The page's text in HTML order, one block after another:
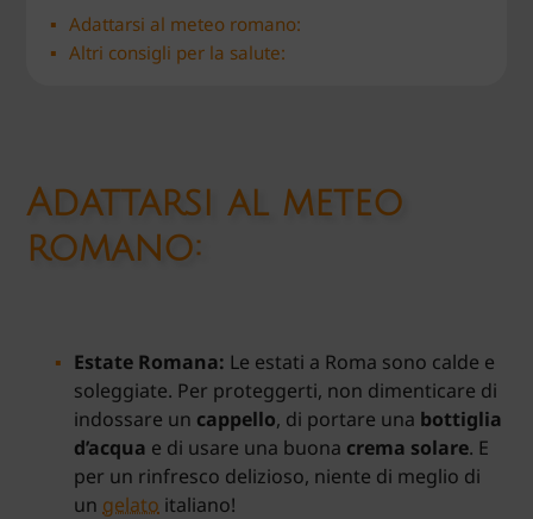
Adattarsi al meteo romano:
Altri consigli per la salute:
Adattarsi al meteo
romano:
Estate Romana: Le estati a Roma sono calde e
soleggiate. Per proteggerti, non dimenticare di
indossare un cappello, di portare una bottiglia
d’acqua e di usare una buona crema solare. E
per un rinfresco delizioso, niente di meglio di
un gelato italiano!